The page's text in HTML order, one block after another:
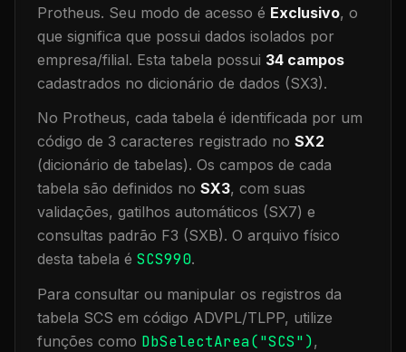
Protheus. Seu modo de acesso é Exclusivo, o
que significa que possui dados isolados por
empresa/filial. Esta tabela possui 34 campos
cadastrados no dicionário de dados (SX3).
No Protheus, cada tabela é identificada por um
código de 3 caracteres registrado no SX2
(dicionário de tabelas). Os campos de cada
tabela são definidos no SX3, com suas
validações, gatilhos automáticos (SX7) e
consultas padrão F3 (SXB). O arquivo físico
desta tabela é SCS990.
Para consultar ou manipular os registros da
tabela SCS em código ADVPL/TLPP, utilize
funções como DbSelectArea("SCS"),